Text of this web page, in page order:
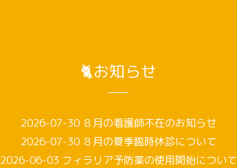
🐈お知らせ
2026-07-30 ８月の看護師不在のお知らせ
2026-07-30 ８月の夏季臨時休診について
2026-06-03 フィラリア予防薬の使用開始について